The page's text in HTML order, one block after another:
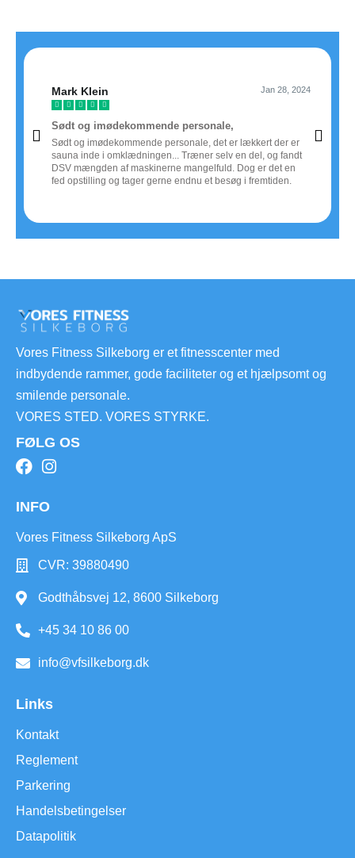
Mark Klein
    
Jan 28, 2024
Sødt og imødekommende personale,
Sødt og imødekommende personale, det er lækkert der er
sauna inde i omklædningen... Træner selv en del, og fandt
DSV mængden af maskinerne mangelfuld. Dog er det en
fed opstilling og tager gerne endnu et besøg i fremtiden.
Vores Fitness Silkeborg er et fitnesscenter med
indbydende rammer, gode faciliteter og et hjælpsomt og
smilende personale.
VORES STED. VORES STYRKE.
FØLG OS
INFO
Vores Fitness Silkeborg ApS
CVR: 39880490
Godthåbsvej 12, 8600 Silkeborg
+45 34 10 86 00
info@vfsilkeborg.dk
Links
Kontakt
Reglement
Parkering
Handelsbetingelser
Datapolitik